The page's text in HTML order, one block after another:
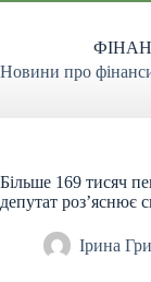
Перейти
Новини про
Більше 169 тисяч
депутат роз’яснює
Ірина